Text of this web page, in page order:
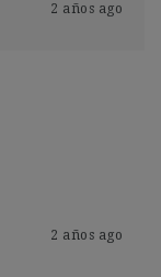
2 años ago
2 años ago